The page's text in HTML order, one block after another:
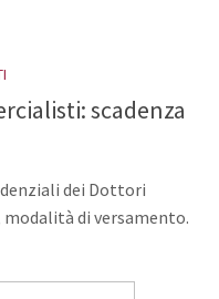
scadenza
dei Dottori
di versamento.